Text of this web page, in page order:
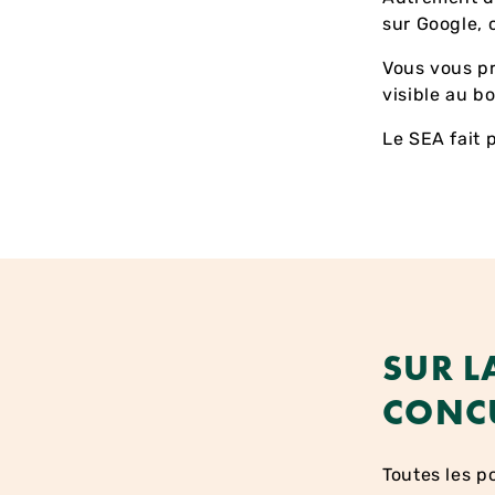
sur Google,
Vous vous
visible au
Le SEA fait
SUR
Toutes les